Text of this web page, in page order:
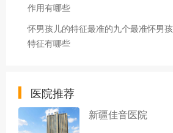
作用有哪些
怀男孩儿的特征最准的九个最准怀男
特征有哪些
医院推荐
新疆佳音医院